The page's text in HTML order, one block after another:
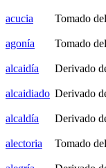
acucia Tomado
agonía Tomado
alcaidía Derivado
alcaidiado Derivado
alcaldía Derivado
alectoria Tomado